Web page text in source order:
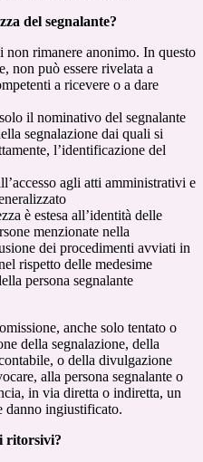
del segnalante?
non rimanere anonimo. In questo
non può essere rivelata a
a ricevere o a dare
il nominativo del segnalante
segnalazione dai quali si
l’identificazione del
agli atti amministrativi e
è estesa all’identità delle
menzionate nella
dei procedimenti avviati in
rispetto delle medesime
persona segnalante
anche solo tentato o
della segnalazione, della
o della divulgazione
alla persona segnalante o
in via diretta o indiretta, un
danno ingiustificato.
ritorsivi?